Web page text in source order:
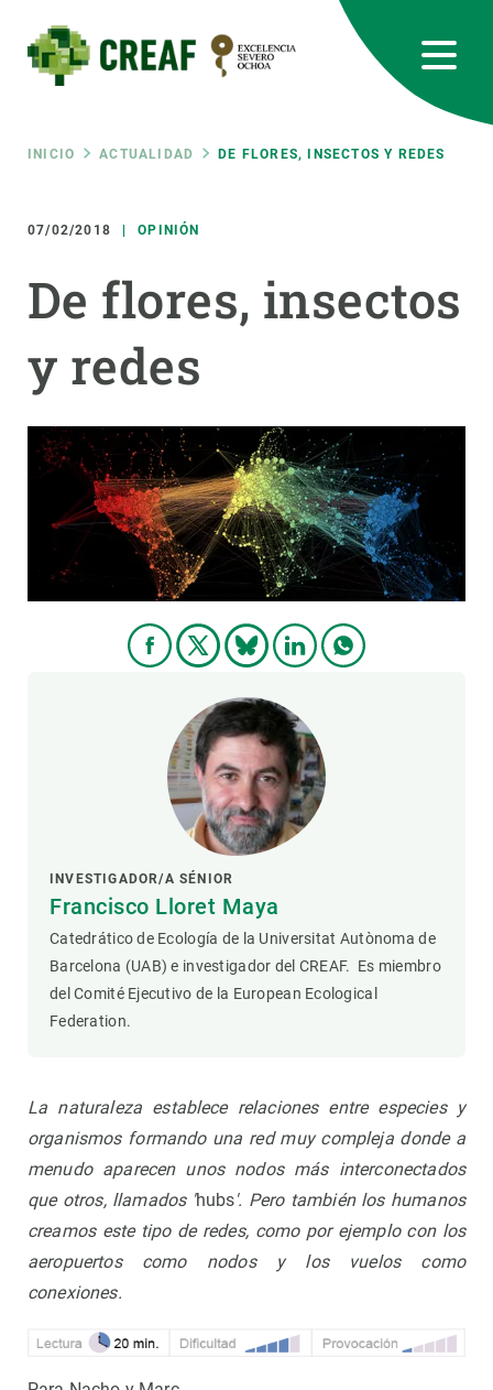
contenido
principal
Ruta
de
navegación
INICIO ACTUALIDAD DE FLORES, INSECTOS Y REDES
07/02/2018 OPINIÓN
De flores, insectos
y redes
INVESTIGADOR/A SÉNIOR
Francisco Lloret Maya
Catedrático de Ecología de la Universitat Autònoma de
Barcelona (UAB) e investigador del CREAF. Es miembro
del Comité Ejecutivo de la European Ecological
Federation.
La naturaleza establece relaciones entre especies y
organismos formando una red muy compleja donde a
menudo aparecen unos nodos más interconectados
que otros, llamados 'hubs'. Pero también los humanos
creamos este tipo de redes, como por ejemplo con los
aeropuertos como nodos y los vuelos como
conexiones.
RRSS
Featured
responsive
Responsive
menu
INVESTIGACIÓN
CIENCIA EN ACCIÓN
ÚNETE A NOSOTROS
PARTICIPA
NOTICIAS Y AGENDA